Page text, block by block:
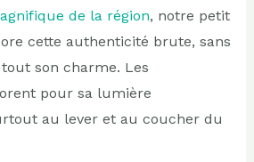
de la région, notre petit
cette authenticité brute, sans
son charme. Les
pour sa lumière
au lever et au coucher du